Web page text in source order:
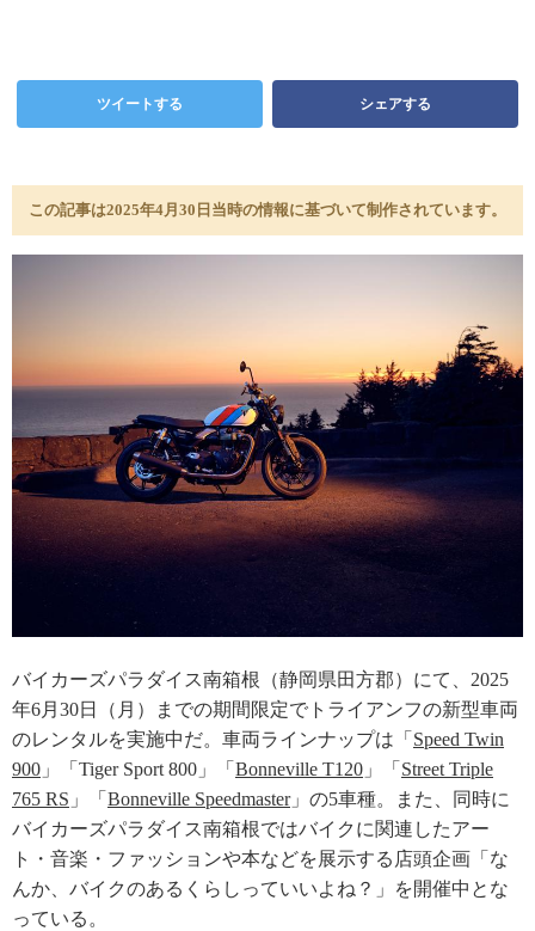
ツイートする シェアする
この記事は2025年4月30日当時の情報に基づいて制作されています。
バイカーズパラダイス南箱根（静岡県田方郡）にて、2025
年6月30日（月）までの期間限定でトライアンフの新型車両
のレンタルを実施中だ。車両ラインナップは「 Speed Twin
900 」「Tiger Sport 800」「 Bonneville T120 」「 Street Triple
765 RS 」「 Bonneville Speedmaster」の5車種。また、同時に
バイカーズパラダイス南箱根ではバイクに関連したアー
ト・音楽・ファッションや本などを展示する店頭企画「な
んか、バイクのあるくらしっていいよね？」を開催中とな
っている。